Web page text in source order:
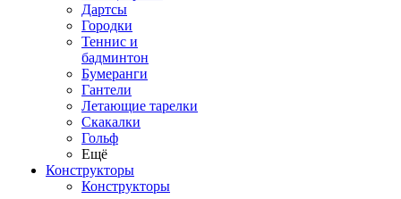
Дартсы
Городки
Теннис и
бадминтон
Бумеранги
Гантели
Летающие тарелки
Скакалки
Гольф
Ещё
Конструкторы
Конструкторы